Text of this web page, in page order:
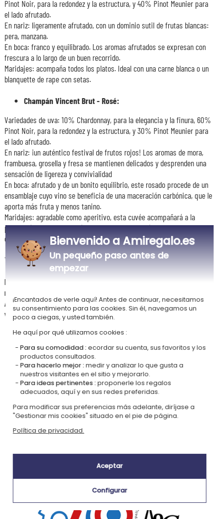
Nuestra empresa Kadocom es
Nuestro enfoque RSE|Glosario de etiquetas
Pinot Noir, para la redondez y la estructura, y 40% Pinot Meunier para
el lado afrutado.
En nariz: ligeramente afrutado, con un dominio sutil de frutas blancas:
pera, manzana.
En boca: franco y equilibrado. Los aromas afrutados se expresan con
frescura a lo largo de un buen recorrido.
Maridajes: acompaña todos los platos. Ideal con una carne blanca o un
blanquette de rape con setas.
Champán Vincent Brut - Rosé:
Variedades de uva: 10% Chardonnay, para la elegancia y la finura, 60%
Pinot Noir, para la redondez y la estructura, y 30% Pinot Meunier para
el lado afrutado.
En nariz: ¡un auténtico festival de frutos rojos! Los aromas de mora,
frambuesa, grosella y fresa se mantienen delicados y desprenden una
sensación de ligereza y convivialidad
En boca: afrutado y de un bonito equilibrio, este rosado procede de un
ensamblaje cuyo vino se beneficia de una maceración carbónica, que le
aporta más fruta y menos tanino.
Maridajes: agradable como aperitivo, esta cuvée acompañará a la
perfección un pato con arándanos rojos o un faisán, un queso de cabra
o un postre de frutos rojos.
Temperatura ideal de consumo: servir a 6-7°C
El abuso de alcohol es peligroso para la salud. Consúmase con
moderación.
Al pedir este artículo, reconoces tener la mayoría de edad legal
vigente en tu país (18 años cumplidos en España).
Bienvenido a Amiregalo.es
Un pequeño paso antes de
empezar
¡Encantados de verle aquí! Antes de continuar, necesitamos
su consentimiento para las cookies. Sin él, navegamos un
poco a ciegas, y usted también.
He aquí por qué utilizamos cookies :
Para su comodidad : ecordar su cuenta, sus favoritos y los
productos consultados.
Para hacerlo mejor :medir y analizar lo que gusta a
nuestros visitantes en el sitio y mejorarlo.
Para ideas pertinentes :proponerle los regalos
adecuados, aquí y en sus redes preferidas.
Para modificar sus preferencias más adelante, diríjase a
"Gestionar mis cookies" situado en el pie de página.
Política de privacidad.
Aceptar
Configurar